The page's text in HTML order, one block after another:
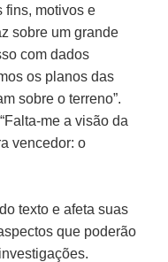
fins, motivos e
sobre um grande
com dados
os planos das
sobre o terreno”.
me a visão da
vencedor: o
texto e afeta suas
que poderão